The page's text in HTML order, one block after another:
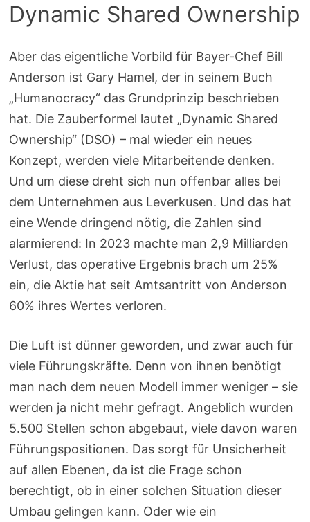
Dynamic Shared Ownership
Aber das eigentliche Vorbild für Bayer-Chef Bill
Anderson ist Gary Hamel, der in seinem Buch
„Humanocracy“ das Grundprinzip beschrieben
hat. Die Zauberformel lautet „Dynamic Shared
Ownership“ (DSO) – mal wieder ein neues
Konzept, werden viele Mitarbeitende denken.
Und um diese dreht sich nun offenbar alles bei
dem Unternehmen aus Leverkusen. Und das hat
eine Wende dringend nötig, die Zahlen sind
alarmierend: In 2023 machte man 2,9 Milliarden
Verlust, das operative Ergebnis brach um 25%
ein, die Aktie hat seit Amtsantritt von Anderson
60% ihres Wertes verloren.
Die Luft ist dünner geworden, und zwar auch für
viele Führungskräfte. Denn von ihnen benötigt
man nach dem neuen Modell immer weniger – sie
werden ja nicht mehr gefragt. Angeblich wurden
5.500 Stellen schon abgebaut, viele davon waren
Führungspositionen. Das sorgt für Unsicherheit
auf allen Ebenen, da ist die Frage schon
berechtigt, ob in einer solchen Situation dieser
Umbau gelingen kann. Oder wie ein